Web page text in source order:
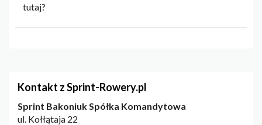
tutaj?
Kontakt z Sprint-Rowery.pl
Sprint Bakoniuk Spółka Komandytowa
ul. Kołłątaja 22